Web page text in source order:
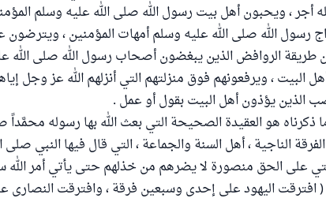
أجر ، ويحبون أهل بيت رسول الله صلى الله عليه وسلم
رسول الله صلى الله عليه وسلم أمهات المؤمنين ، ويترضون
طريقة الروافض الذين يبغضون أصحاب رسول الله صلى الله
البيت ، ويرفعونهم فوق منزلتهم التي أنزلهم الله عز وجل
الذين يؤذون أهل البيت بقول أو عمل .
ذكرناه هو العقيدة الصحيحة التي بعث الله بها رسوله محمَّداً
الناجية ، أهل السنة والجماعة ، التي قال فيها النبي صلى
على الحق منصورة لا يضرهم من خذلهم حتى يأتي أمر الله
افترقت اليهود على إحدى وسبعين فرقة ، وافترقت النصارى